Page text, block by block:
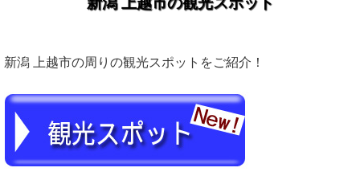
新潟 上越市の周りの観光スポットをご紹介！